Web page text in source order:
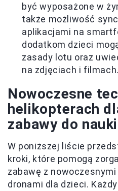
być wyposażone w
także możliwość
aplikacjami na
dodatkom dzieci
zasady lotu oraz
na zdjęciach i filmach.
Nowoczesne
helikopterach
zabawy do nauki
W poniższej liście
kroki, które pomogą
zabawę z
dronami dla dzieci.